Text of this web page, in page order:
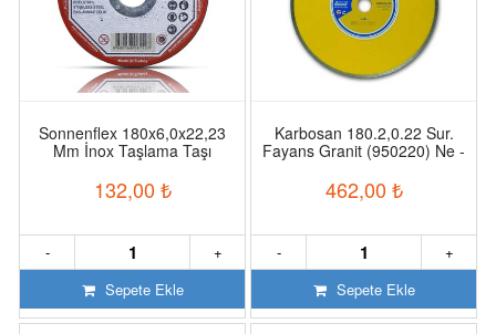
Sonnenflex 180x6,0x22,23
Mm İnox Taşlama Taşı
132,00 ₺
+
-
Sepete Ekle
Karbosan 180.2,0.22 Sur.
Fayans Granit (950220) Ne -
Bk 010
462,00 ₺
+
-
Sepete Ekle